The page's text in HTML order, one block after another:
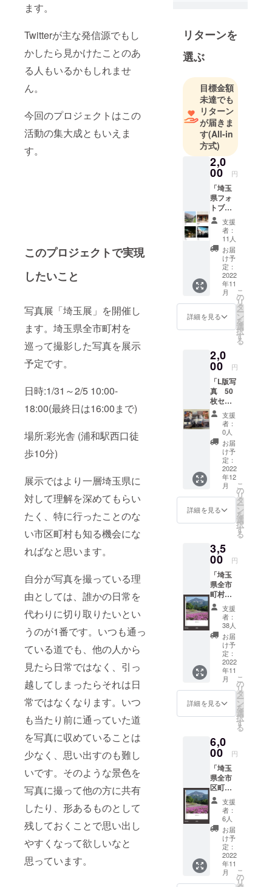
ます。
Twitterが主な発信源でもし
かしたら見かけたことのあ
る人もいるかもしれませ
ん。
今回のプロジェクトはこの
活動の集大成ともいえま
す。
このプロジェクトで実現
したいこと
写真展「埼玉展」を開催し
ます。埼玉県全市町村を
巡って撮影した写真を展示
予定です。
日時:1/31～2/5 10:00-
18:00(最終日は16:00まで)
場所:彩光舎 (浦和駅西口徒
歩10分)
展示ではより一層埼玉県に
対して理解を深めてもらい
たく、特に行ったことのな
い市区町村も知る機会にな
ればなと思います。
自分が写真を撮っている理
由としては、誰かの日常を
代わりに切り取りたいとい
うのが1番です。いつも通っ
ている道でも、他の人から
見たら日常ではなく、引っ
越してしまったらそれは日
常ではなくなります。いつ
も当たり前に通っていた道
を写真に収めていることは
少なく、思い出すのも難し
いです。そのような景色を
写真に撮って他の方に共有
したり、形あるものとして
残しておくことで思い出し
やすくなって欲しいなと
思っています。
成したり
SNSで発信
したりして
埼玉県の魅
力や地元の
方でも気づ
かない場
所、視点を
伝えられれ
ばなと思っ
ています。
リターンを
選ぶ
目標金額
未達でも
リターン
が届きま
す(All-in
方式)
2,0
00 円
「埼玉
県フォ
トブッ
ク掲載
写真 撮
影デー
タ」
フォト
ブック
に載せ
る写真
をデー
タとし
てお送
りしま
す。
ブック
に載っ
ていな
い写真
なども
含め
3,400枚
ほどを
予定し
ており
ます。
支援
者：
11人
お届
け予
定：
2022
年11
月
詳細を見る
こ
の
リ
タ
ー
ン
を
選
択
す
る
2,0
00 円
「L版写
真 50
枚セッ
ト」 埼
玉県内
で撮影
した写
真を50
枚こち
らで選
ばせて
いただ
きま
す。 写
真はし
まうま
トさん
で発注
予定で
すので
直接し
まうま
プリン
トさん
から発
送させ
ていた
だきま
す。
支援
者：
0人
お届
け予
定：
2022
年12
月
詳細を見る
こ
の
リ
タ
ー
ン
を
選
択
す
る
3,5
00 円
「埼玉
県全市
町村掲
載フォ
トブッ
クA5＆
撮影
デー
タ」 埼
玉県全
市区町
村が
載った
フォト
ブック
(A5サイ
ページ)
です。
2ページ
に1市区
町村を
載せま
す。 ※
写真は
秩父
市、南
浦和の
フォト
ブック
の例で
す。
支援
者：
38人
お届
け予
定：
2022
年11
月
詳細を見る
こ
の
リ
タ
ー
ン
を
選
択
す
る
6,0
00 円
「埼玉
県全市
区町村
掲載
フォト
ブック
A4＆
デー
タ」 埼
玉県全
市区町
村が
載った
支援
者：
6人
お届
け予
定：
2022
年11
月
こ
の
リ